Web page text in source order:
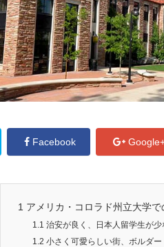
Facebook
1 アメリカ・コロラド州立大学
1.1 治安が良く、日本人留学生が少
1.2 小さく可愛らしい街、ボルダー